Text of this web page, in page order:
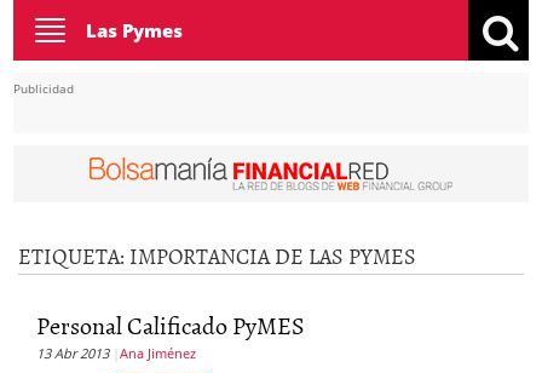
Toggle
navigation
Las Pymes
Publicidad
ETIQUETA: IMPORTANCIA DE LAS PYMES
Personal Calificado PyMES
13 Abr 2013 Ana Jiménez